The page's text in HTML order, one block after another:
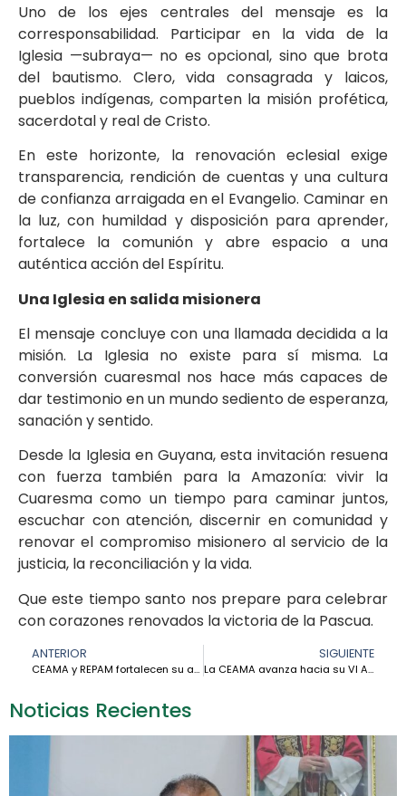
Noticias Recientes
Uno de los ejes centrales del mensaje es la
corresponsabilidad. Participar en la vida de la
Iglesia —subraya— no es opcional, sino que brota
del bautismo. Clero, vida consagrada y laicos,
pueblos indígenas, comparten la misión profética,
sacerdotal y real de Cristo.
En este horizonte, la renovación eclesial exige
transparencia, rendición de cuentas y una cultura
de confianza arraigada en el Evangelio. Caminar en
la luz, con humildad y disposición para aprender,
fortalece la comunión y abre espacio a una
auténtica acción del Espíritu.
Una Iglesia en salida misionera
El mensaje concluye con una llamada decidida a la
misión. La Iglesia no existe para sí misma. La
conversión cuaresmal nos hace más capaces de
dar testimonio en un mundo sediento de esperanza,
sanación y sentido.
Desde la Iglesia en Guyana, esta invitación resuena
con fuerza también para la Amazonía: vivir la
Cuaresma como un tiempo para caminar juntos,
escuchar con atención, discernir en comunidad y
renovar el compromiso misionero al servicio de la
justicia, la reconciliación y la vida.
Que este tiempo santo nos prepare para celebrar
con corazones renovados la victoria de la Pascua.
ANTERIOR
CEAMA y REPAM fortalecen su articulación al servicio de los pueblos amazónicos
SIGUIENTE
La CEAMA avanza hacia su VI Asamblea General: una cosa nueva está brotando en la Amazonía